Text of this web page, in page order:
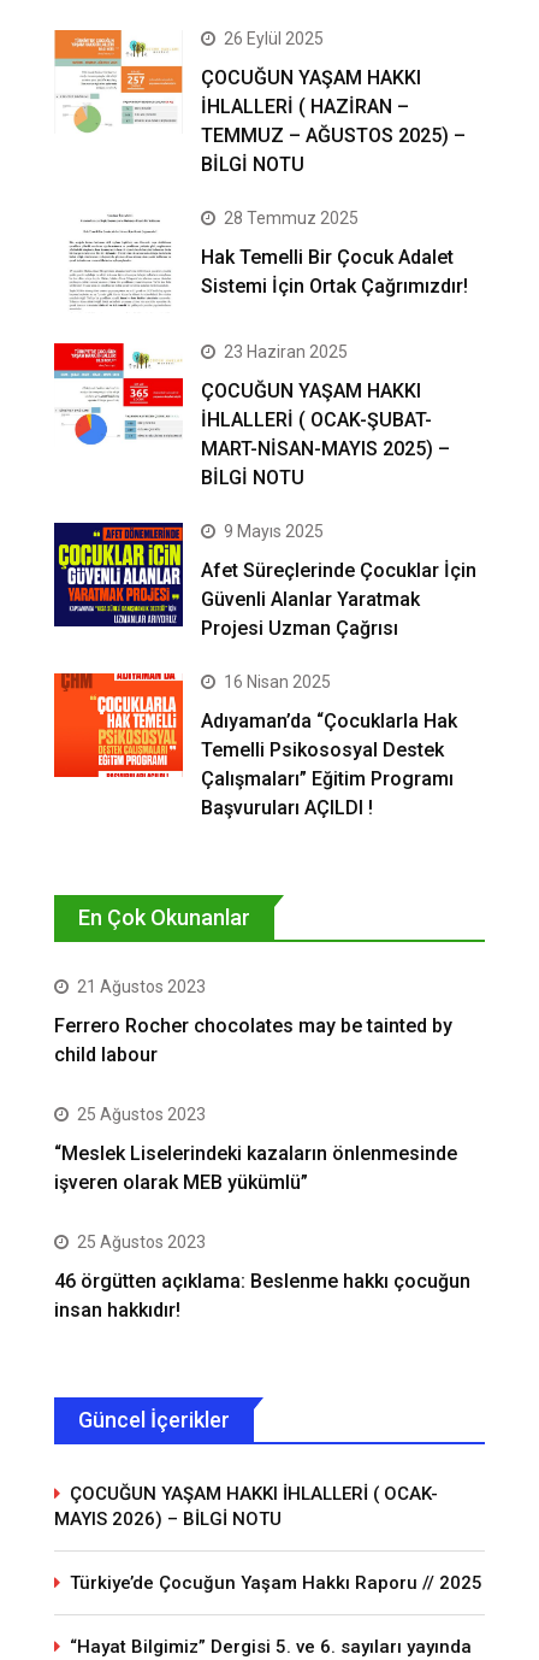
26 Eylül 2025
ÇOCUĞUN YAŞAM HAKKI
İHLALLERİ ( HAZİRAN –
TEMMUZ – AĞUSTOS 2025) –
BİLGİ NOTU
28 Temmuz 2025
Hak Temelli Bir Çocuk Adalet
Sistemi İçin Ortak Çağrımızdır!
23 Haziran 2025
ÇOCUĞUN YAŞAM HAKKI
İHLALLERİ ( OCAK-ŞUBAT-
MART-NİSAN-MAYIS 2025) –
BİLGİ NOTU
9 Mayıs 2025
Afet Süreçlerinde Çocuklar İçin
Güvenli Alanlar Yaratmak
Projesi Uzman Çağrısı
16 Nisan 2025
Adıyaman’da “Çocuklarla Hak
Temelli Psikososyal Destek
Çalışmaları” Eğitim Programı
Başvuruları AÇILDI !
En Çok Okunanlar
21 Ağustos 2023
Ferrero Rocher chocolates may be tainted by
child labour
25 Ağustos 2023
“Meslek Liselerindeki kazaların önlenmesinde
işveren olarak MEB yükümlü”
25 Ağustos 2023
46 örgütten açıklama: Beslenme hakkı çocuğun
insan hakkıdır!
Güncel İçerikler
ÇOCUĞUN YAŞAM HAKKI İHLALLERİ ( OCAK-
MAYIS 2026) – BİLGİ NOTU
Türkiye’de Çocuğun Yaşam Hakkı Raporu // 2025
“Hayat Bilgimiz” Dergisi 5. ve 6. sayıları yayında